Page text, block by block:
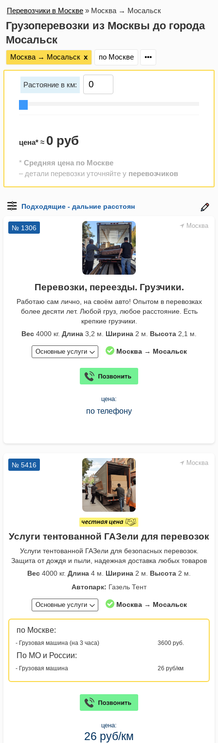
Перевозчики в Москве » Москва → Мосальск
Грузоперевозки из Москвы до города
Мосальск
Москва → Мосальск х по Москве •••
Растояние в км:
цена* ≈ 0 руб
* Средняя цена по Москве
– детали перевозки уточняйте у перевозчиков
Москва
№ 1306
Перевозки, переезды. Грузчики.
Работаю сам лично, на своём авто! Опытом в перевозках
более десяти лет. Любой груз, любое расстояние. Есть
крепкие грузчики.
Вес 4000 кг. Длина 3,2 м. Ширина 2 м. Высота 2,1 м.
Основные услуги Москва → Мосальск
цена:
по телефону
Москва
№ 5416
Услуги тентованной ГАЗели для перевозок
Услуги тентованной ГАЗели для безопасных перевозок.
Защита от дождя и пыли, надежная доставка любых товаров
Вес 4000 кг. Длина 4 м. Ширина 2 м. Высота 2 м.
Автопарк: Газель Тент
Основные услуги Москва → Мосальск
по Москве:
- Грузовая машина (на 3 часа) 3600 руб.
По МО и России:
- Грузовая машина 26 руб/км
цена:
26 руб/км